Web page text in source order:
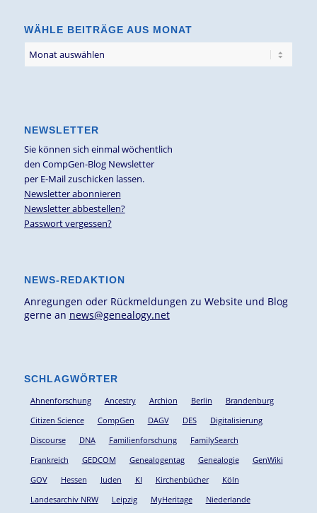
WÄHLE BEITRÄGE AUS MONAT
NEWSLETTER
Sie können sich einmal wöchentlich
den CompGen-Blog Newsletter
per E-Mail zuschicken lassen.
Newsletter abonnieren
Newsletter abbestellen?
Passwort vergessen?
NEWS-REDAKTION
Anregungen oder Rückmeldungen zu Website und Blog
gerne an news@genealogy.net
SCHLAGWÖRTER
Ahnenforschung Ancestry Archion Berlin
Brandenburg
Citizen Science
CompGen DAGV DES
Digitalisierung
Discourse
DNA Familienforschung
FamilySearch
Frankreich
GEDCOM Genealogentag Genealogie
GenWiki
GOV
Hessen Juden KI Kirchenbücher
Köln
Landesarchiv NRW
Leipzig MyHeritage
Niederlande